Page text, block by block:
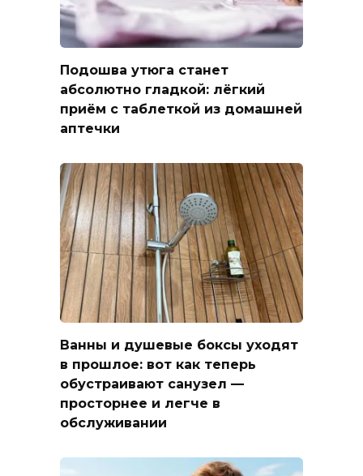
Подошва утюга станет
абсолютно гладкой: лёгкий
приём с таблеткой из домашней
аптечки
Ванны и душевые боксы уходят
в прошлое: вот как теперь
обустраивают санузел —
просторнее и легче в
обслуживании